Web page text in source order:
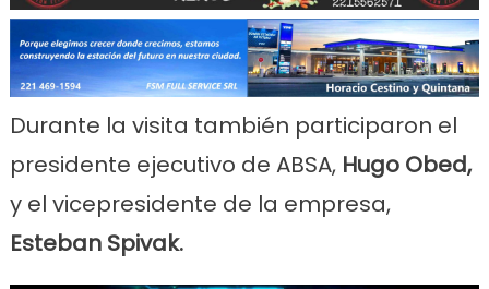
Durante la visita también participaron el
presidente ejecutivo de ABSA, Hugo Obed,
y el vicepresidente de la empresa,
Esteban Spivak.